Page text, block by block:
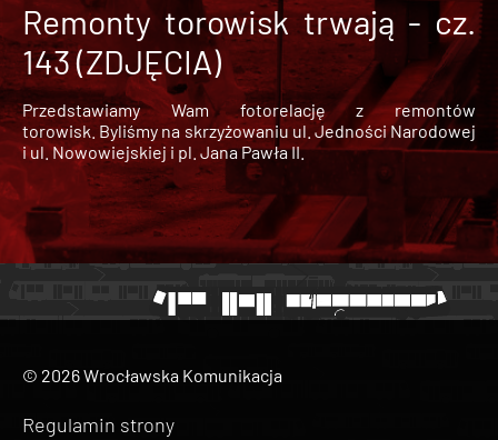
Remonty torowisk trwają - cz.
143 (ZDJĘCIA)
Przedstawiamy Wam fotorelację z remontów
torowisk. Byliśmy na skrzyżowaniu ul. Jedności Narodowej
i ul. Nowowiejskiej i pl. Jana Pawła II.
© 2026 Wrocławska Komunikacja
Regulamin strony